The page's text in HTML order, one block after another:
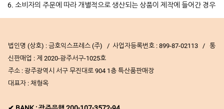
6. 소비자의 주문에 따라 개별적으로 생산되는 상품이 제작에 들어간 경우
법인명 (상호) : 금호익스프레스 (주) / 사업자등록번호 : 899-87-02113 / 통
신판매업 : 제 2020-광주서구-1025호
주소 : 광주광역시 서구 무진대로 904 1층 특산품판매장
대표자 : 채형옥